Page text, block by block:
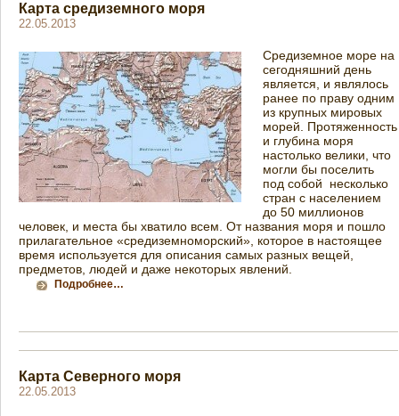
Карта средиземного моря
22.05.2013
Средиземное море на
сегодняшний день
является, и являлось
ранее по праву одним
из крупных мировых
морей. Протяженность
и глубина моря
настолько велики, что
могли бы поселить
под собой несколько
стран с населением
до 50 миллионов
человек, и места бы хватило всем. От названия моря и пошло
прилагательное «средиземноморский», которое в настоящее
время используется для описания самых разных вещей,
предметов, людей и даже некоторых явлений.
Подробнее…
Карта Северного моря
22.05.2013